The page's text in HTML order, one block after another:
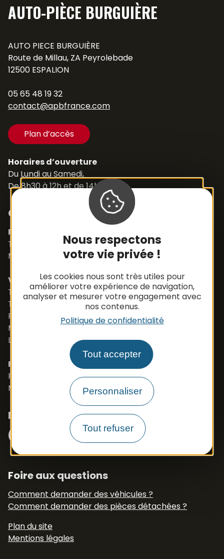
Nous respectons
votre vie privée !
Les cookies nous sont très utiles pour
améliorer votre expérience de navigation,
analyser et mesurer votre engagement avec
nos contenus.
Politique de confidentialité
Tout accepter
Personnaliser
Tout refuser
AUTO-PIÈCE BURGUIÈRE
AUTO PIECE BURGUIÈRE
Route de Millau, ZA Peyrolebade
12500 ESPALION
05 65 48 19 32
contact@apbfrance.com
Plan d’accès
Horaires d’ouverture
Du Lundi au Samedi,
De 8h30 à 12h et de 14h à 18h
Contacts
Pièces détachées
Tél. +33 (0)5 65 48 19 32
Mail :
contact@apbfrance.com
Véhicules
Tél. +33 (0)5 65 48 05 75
Tél. +33 (0)5 65 48 37 97
Port. +33 (0)6 79 50 77 83
Mail :
vehicule@apbfrance.com
Langues parlées : Français, Anglais, Polonais
PROSZE O KONTAKT- J.POLSKI
Port. 0033 673 191 445
Mail :
export.apb1@apbfrance.com
Nous suivre
FacebookInstagram
N° Tél WhatsApp
+33 6 79 50 77 83
Foire aux questions
Comment demander des véhicules ?
Comment demander des pièces détachées ?
Plan du site
Mentions légales